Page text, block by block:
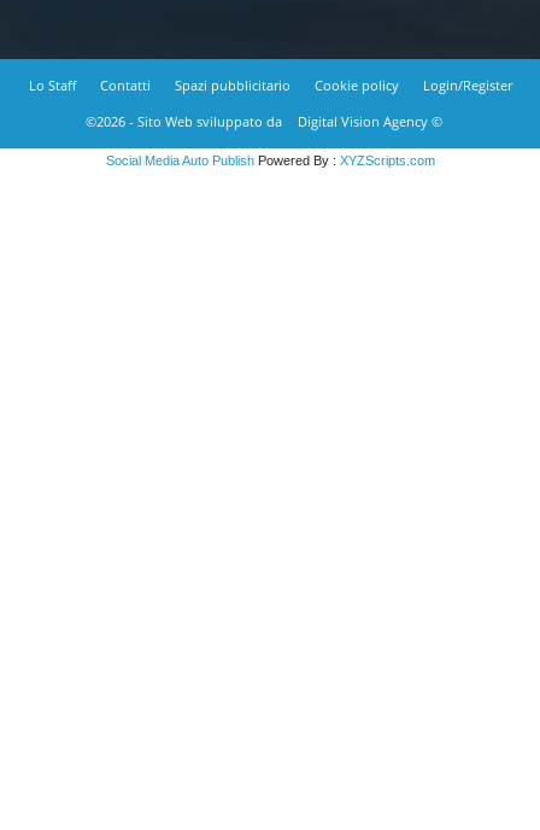
Lo Staff Contatti Spazi pubblicitario Cookie policy
Login/Register
©2026 - Sito Web sviluppato da
Digital Vision Agency ©
Social Media Auto PublishPowered By : XYZScripts.com